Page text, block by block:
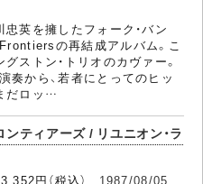
忠英を擁したフォーク・バン
の再結成アルバム。こ
グストン・トリオのカヴァー。
奏から、若者にとってのヒッ
だロッ…
ンティアーズ / リユニオン・ラ
円（税込） 1987/08/05